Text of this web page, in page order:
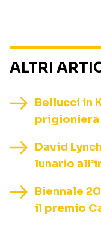
ALTRI
Bellucci in
prigioniera
David
lunario
Biennale
il premio